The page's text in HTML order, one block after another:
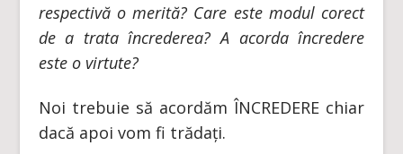
respectivă o merită? Care este modul corect
de a trata încrederea? A acorda încredere
este o virtute?
Noi trebuie să acordăm ÎNCREDERE chiar
dacă apoi vom fi trădați.